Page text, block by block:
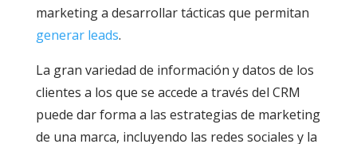
marketing a desarrollar tácticas que permitan
generar leads.
La gran variedad de información y datos de los
clientes a los que se accede a través del CRM
puede dar forma a las estrategias de marketing
de una marca, incluyendo las redes sociales y la